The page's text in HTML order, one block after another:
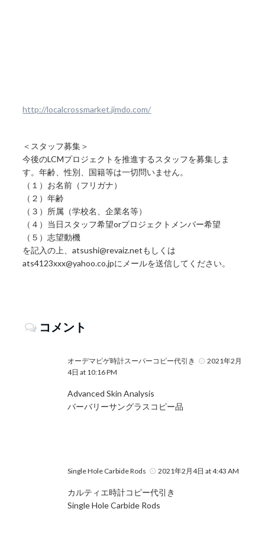
http://localcrossmarket.jimdo.com/
＜スタッフ募集＞
今後のLCMプロジェクトを推進するスタッフを募集しま
す。年齢、性別、国籍等は一切問いません。
（１）お名前（フリガナ）
（２）年齢
（３）所属（学校名、企業名等）
（４）当日スタッフ希望orプロジェクトメンバー希望
（５）志望動機
を記入の上、atsushi@revaiz.netもしくは
ats4123xxx@yahoo.co.jpにメールを送信してください。
コメント
オーデマピゲ時計スーパーコピー代引き
2021年2月
4日 at 10:16 PM
Advanced Skin Analysis
バーバリーサングラスコピー品
Single Hole Carbide Rods 2021年2月4日 at 4:43 AM
カルティエ時計コピー代引き
Single Hole Carbide Rods